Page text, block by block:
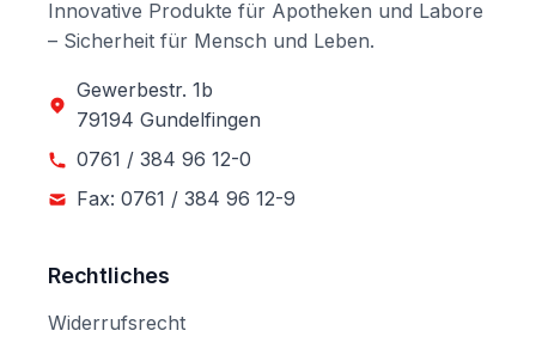
Innovative Produkte für Apotheken und Labore
– Sicherheit für Mensch und Leben.
Gewerbestr. 1b
79194 Gundelfingen
0761 / 384 96 12-0
Fax: 0761 / 384 96 12-9
Rechtliches
Widerrufsrecht